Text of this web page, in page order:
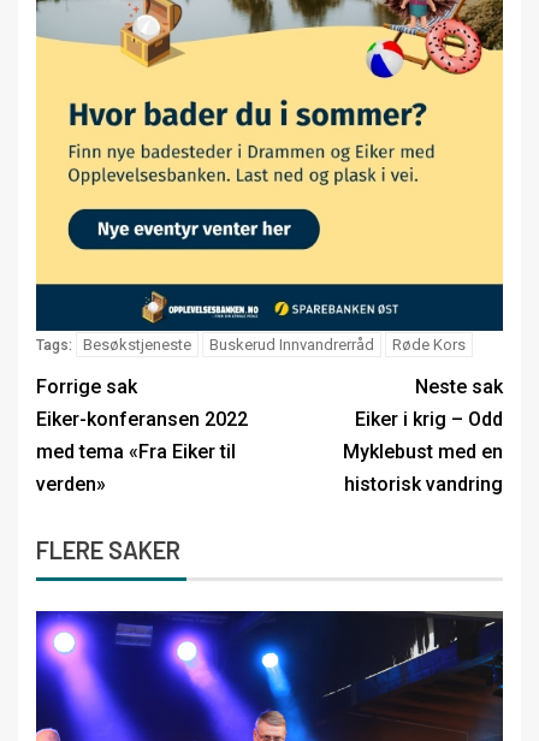
Tags: Besøkstjeneste Buskerud Innvandrerråd Røde Kors
Forrige sak
Eiker-konferansen 2022
med tema «Fra Eiker til
verden»
Neste sak
Eiker i krig – Odd
Myklebust med en
historisk vandring
FLERE SAKER